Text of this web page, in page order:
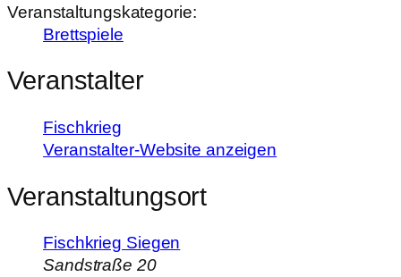
Veranstaltungskategorie:
Brettspiele
Veranstalter
Fischkrieg
Veranstalter-Website anzeigen
Veranstaltungsort
Fischkrieg Siegen
Sandstraße 20